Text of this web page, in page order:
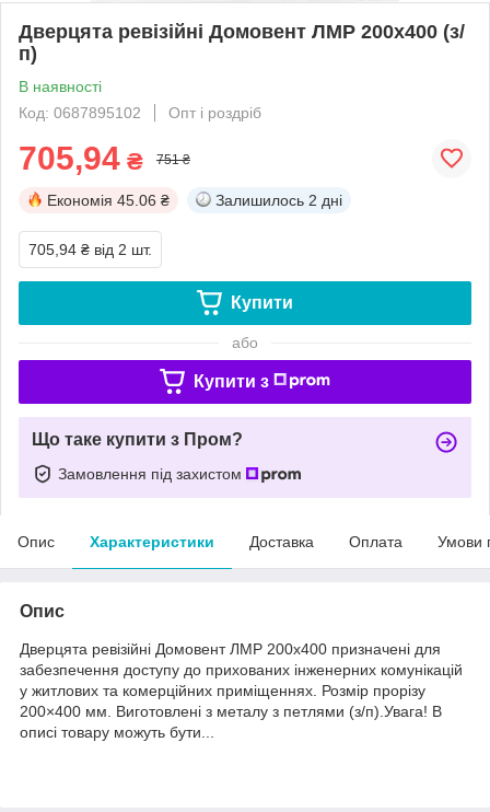
Дверцята ревізійні Домовент ЛМР 200х400 (з/
п)
В наявності
Код: 0687895102
Опт і роздріб
705,94 ₴ 751 ₴
Економія 45.06 ₴ Залишилось 2 дні
705,94 ₴ від 2 шт.
Купити
або
Купити з
Що таке купити з Пром?
Замовлення під захистом
Опис Характеристики Доставка Оплата Умови
Опис
Дверцята ревізійні Домовент ЛМР 200х400 призначені для
забезпечення доступу до прихованих інженерних комунікацій
у житлових та комерційних приміщеннях. Розмір прорізу
200×400 мм. Виготовлені з металу з петлями (з/п).Увага! В
описі товару можуть бути...